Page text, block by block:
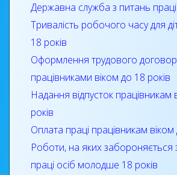
область) на навчання
представників закладів
реципієнтів Проєкту.
Державна служба з питань праці
Тривалість робочого часу для
18 років
Оформлення трудового
працівниками віком до 18 років
Надання відпусток працівникам
років
Оплата праці працівникам віком
Роботи, на яких забороняється
праці осіб молодше 18 років